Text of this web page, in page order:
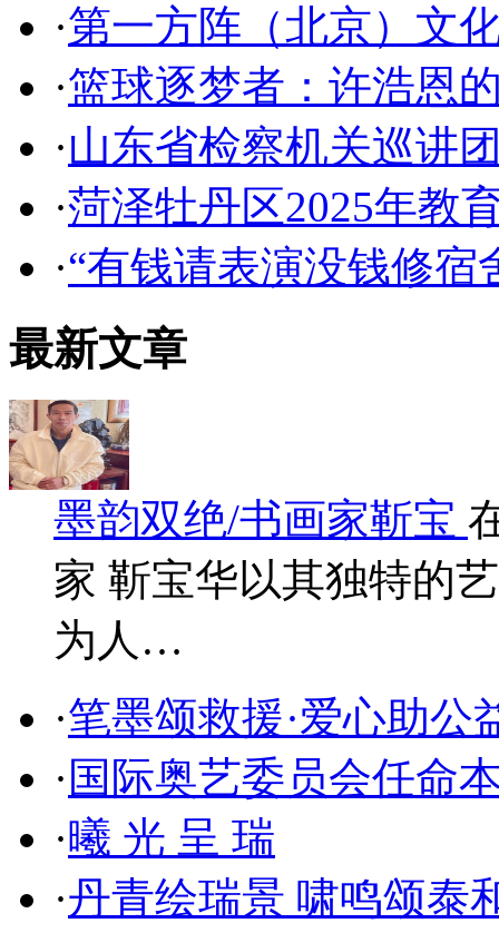
·第一方阵（北京）文
·篮球逐梦者：许浩恩
·山东省检察机关巡讲
·菏泽牡丹区2025年教
·“有钱请表演没钱修宿
最新文章
墨韵双绝/书画家靳宝
家 靳宝华以其独特的
为人…
·笔墨颂救援·爱心助
· 国际奥艺委员会任命
·曦 光 呈 瑞
·丹青绘瑞景 啸鸣颂